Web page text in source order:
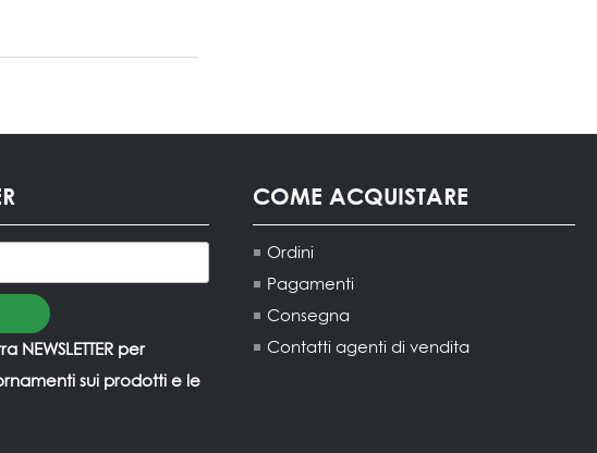
NEWSLETTER per
sui prodotti e le
COME ACQUISTARE
Ordini
Pagamenti
Consegna
Contatti agenti di vendita